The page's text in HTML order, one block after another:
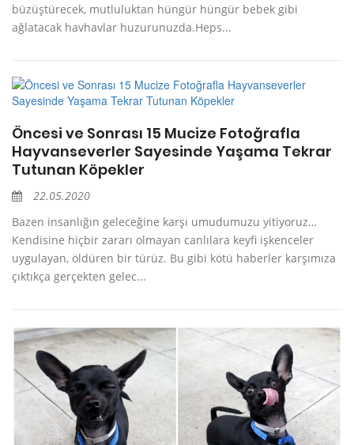
büzüştürecek, mutluluktan hüngür hüngür bebek gibi
ağlatacak havhavlar huzurunuzda.Heps...
Öncesi ve Sonrası 15 Mucize Fotoğrafla
Hayvanseverler Sayesinde Yaşama Tekrar
Tutunan Köpekler
22.05.2020
Bazen insanlığın geleceğine karşı umudumuzu yitiyoruz…
Kendisine hiçbir zararı olmayan canlılara keyfi işkenceler
uygulayan, öldüren bir türüz. Bu gibi kötü haberler karşımıza
çıktıkça gerçekten gelec...